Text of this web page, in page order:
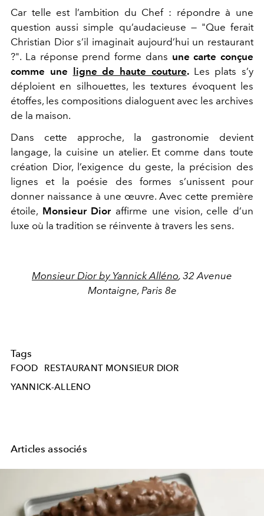
Car telle est l’ambition du Chef : répondre à une
question aussi simple qu’audacieuse — "Que ferait
Christian Dior s’il imaginait aujourd’hui un restaurant
?". La réponse prend forme dans une carte conçue
comme une ligne de haute couture. Les plats s’y
déploient en silhouettes, les textures évoquent les
étoffes, les compositions dialoguent avec les archives
de la maison.
Dans cette approche, la gastronomie devient
langage, la cuisine un atelier. Et comme dans toute
création Dior, l’exigence du geste, la précision des
lignes et la poésie des formes s’unissent pour
donner naissance à une œuvre. Avec cette première
étoile, Monsieur Dioraffirme une vision, celle d’un
luxe où la tradition se réinvente à travers les sens.
Monsieur Dior by Yannick Alléno, 32 Avenue
Montaigne, Paris 8e
Tags
FOOD
RESTAURANT MONSIEUR DIOR
YANNICK-ALLENO
Articles associés